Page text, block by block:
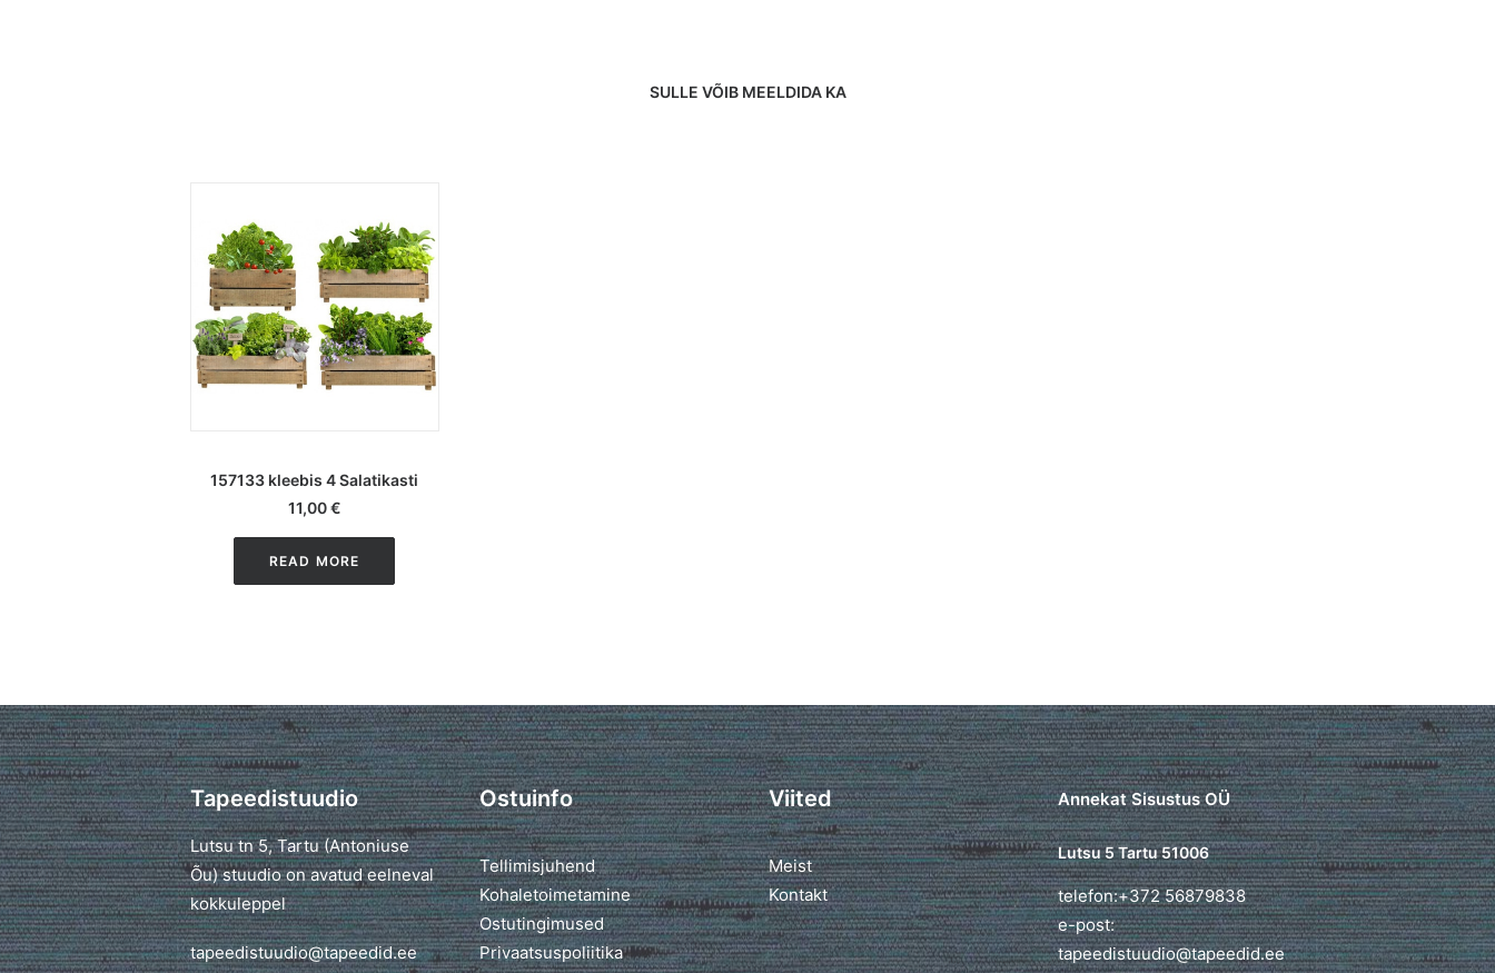
SULLE VÕIB MEELDIDA KA
157133 kleebis 4 Salatikasti
11,00€
READ MORE
Tapeedistuudio
Lutsu tn 5, Tartu (Antoniuse
Õu) stuudio on avatud eelneval
kokkuleppel
tapeedistuudio@tapeedid.ee
Ostuinfo
Tellimisjuhend
Kohaletoimetamine
Ostutingimused
Privaatsuspoliitika
Viited
Meist
Kontakt
Annekat Sisustus OÜ
Lutsu 5 Tartu 51006
telefon:+372 56879838
e-post:
tapeedistuudio@tapeedid.ee